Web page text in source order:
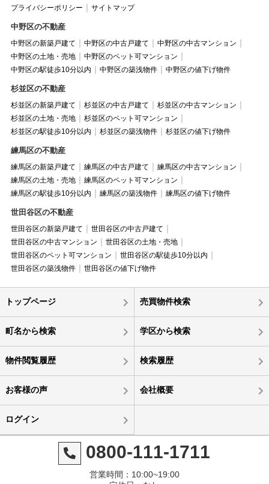
プライバシーポリシー
サイトマップ
中野区の不動産
中野区の新築戸建て 中野区の中古戸建て
中野区の中古マンション
中野区の土地・売地
中野区のペット可マンション
中野区の駅徒歩10分以内
中野区の築浅物件 中野区の値下げ物件
杉並区の不動産
杉並区の新築戸建て 杉並区の中古戸建て
杉並区の中古マンション
杉並区の土地・売地
杉並区のペット可マンション
杉並区の駅徒歩10分以内
杉並区の築浅物件 杉並区の値下げ物件
練馬区の不動産
練馬区の新築戸建て 練馬区の中古戸建て
練馬区の中古マンション
練馬区の土地・売地
練馬区のペット可マンション
練馬区の駅徒歩10分以内
練馬区の築浅物件 練馬区の値下げ物件
世田谷区の不動産
世田谷区の新築戸建て
世田谷区の中古戸建て
世田谷区の中古マンション
世田谷区の土地・売地
世田谷区のペット可マンション
世田谷区の駅徒歩10分以内
世田谷区の築浅物件
世田谷区の値下げ物件
トップページ 売買物件検索
町名から検索 学区から検索
物件閲覧履歴 検索履歴
お客様の声 会社概要
ログイン
0800-111-1711
営業時間：10:00~19:00